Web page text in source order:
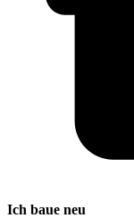
Ich baue neu